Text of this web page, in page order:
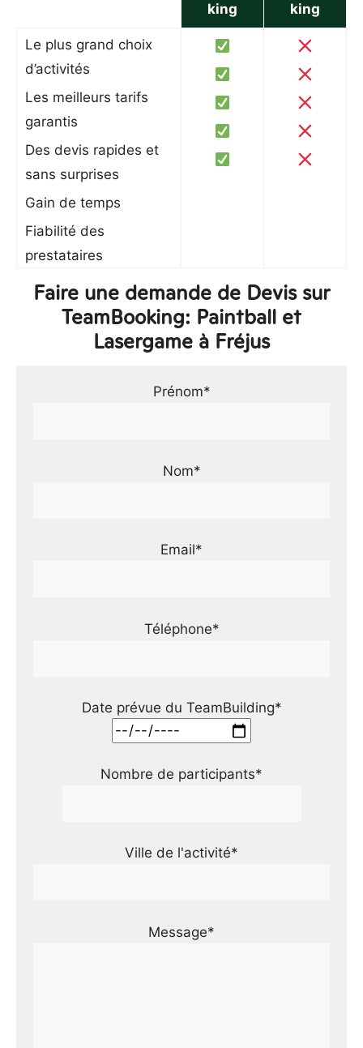
king
king
Le plus grand choix
d’activités
Les meilleurs tarifs
garantis
Des devis rapides et
sans surprises
Gain de temps
Fiabilité des
prestataires
Faire une demande de Devis sur
TeamBooking: Paintball et
Lasergame à Fréjus
Prénom*
Nom*
Email*
Téléphone*
Date prévue du TeamBuilding*
Nombre de participants*
Ville de l'activité*
Message*